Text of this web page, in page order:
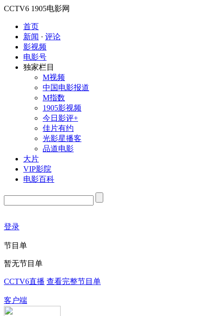
CCTV6 1905电影网
首页
新闻 · 评论
影视频
电影号
独家栏目
M视频
中国电影报道
M指数
1905影视频
今日影评+
佳片有约
光影星播客
品道电影
大片
VIP影院
电影百科
登录
节目单
暂无节目单
CCTV6直播 查看完整节目单
客户端